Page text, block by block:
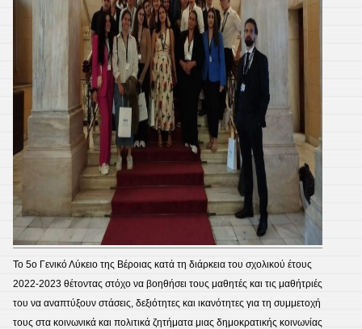
Το 5ο Γενικό Λύκειο της Βέροιας κατά τη διάρκεια του σχολικού έτους
2022-2023 θέτοντας στόχο να βοηθήσει τους μαθητές και τις μαθήτριές
του να αναπτύξουν στάσεις, δεξιότητες και ικανότητες για τη συμμετοχή
τους στα κοινωνικά και πολιτικά ζητήματα μιας δημοκρατικής κοινωνίας